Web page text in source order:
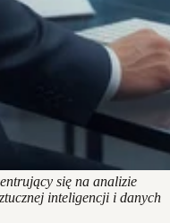
się na analizie
inteligencji i danych